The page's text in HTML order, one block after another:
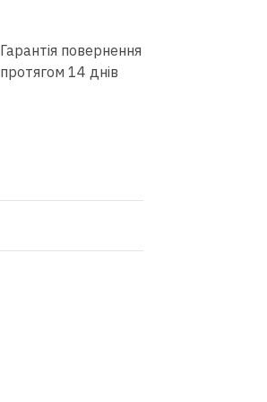
Гарантія повернення
протягом 14 днів